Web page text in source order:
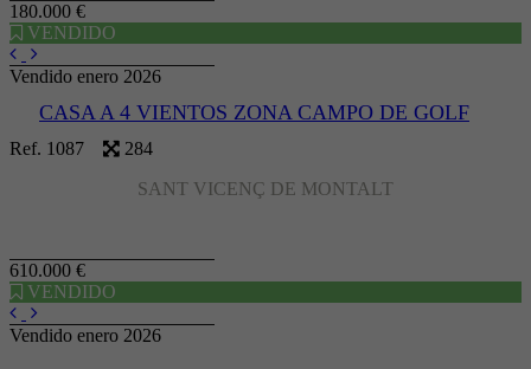
180.000 €
VENDIDO
Vendido enero 2026
CASA A 4 VIENTOS ZONA CAMPO DE GOLF
Ref. 1087 284
SANT VICENÇ DE MONTALT
610.000 €
VENDIDO
Vendido enero 2026